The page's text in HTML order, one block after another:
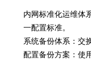
内网标准化运维体
一配置标准。
系统备份体系：交
配置备份方案：使